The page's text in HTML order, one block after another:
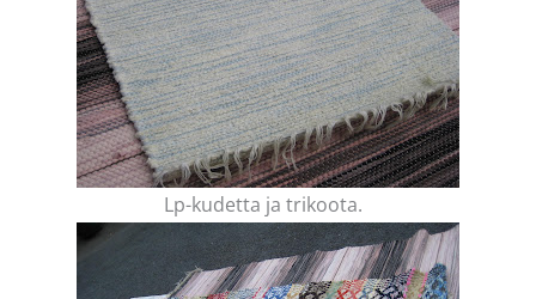
Lp-kudetta ja trikoota.